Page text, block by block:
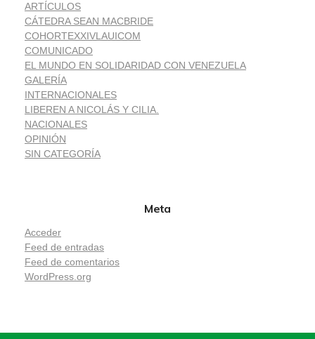
ARTÍCULOS
CÁTEDRA SEAN MACBRIDE
COHORTEXXIVLAUICOM
COMUNICADO
EL MUNDO EN SOLIDARIDAD CON VENEZUELA
GALERÍA
INTERNACIONALES
LIBEREN A NICOLÁS Y CILIA.
NACIONALES
OPINIÓN
SIN CATEGORÍA
Meta
Acceder
Feed de entradas
Feed de comentarios
WordPress.org